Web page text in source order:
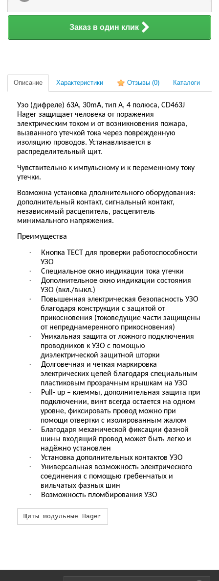
Заказ в один клик
Описание Характеристики Отзывы (0) Каталоги
Узо (дифреле) 63A, 30mA, тип A, 4 полюса, CD463J
Hager защищает человека от поражения
электрическим током и от возникновения пожара,
вызванного утечкой тока через поврежденную
изоляцию проводов. Устанавливается в
распределительный щит.
Чувствительно к импульсному и к переменному току
утечки.
Возможна установка дполнительного оборудования:
дополнительный контакт, сигнальный контакт,
независимый расцепитель, расцепитель
минимального напряжения.
Преимущества
·
Кнопка ТЕСТ для проверки работоспособности
УЗО
· Специальное окно индикации тока утечки
·
Дополнительное окно индикации состояния
УЗО (вкл./выкл.)
·
Повышенная электрическая безопасность УЗО
благодаря конструкции с защитой от
прикосновения (токоведущие части защищены
от непреднамеренного прикосновения)
·
Уникальная защита от ложного подключения
проводников к УЗО с помощью
диэлектрической защитной шторки
·
Долговечная и четкая маркировка
электрических цепей благодаря специальным
пластиковым прозрачным крышкам на УЗО
·
Pull- up – клеммы, дополнительная защита при
подключении, винт всегда остается на одном
уровне, фиксировать провод можно при
помощи отвертки с изолированным жалом
·
Благодаря механической фиксации фазной
шины входящий провод может быть легко и
надёжно установлен
· Установка дополнительных контактов УЗО
·
Универсальная возможность электрического
соединения с помощью гребенчатых и
вильчатых фазных шин
· Возможность пломбирования УЗО
Щиты модульные Hager